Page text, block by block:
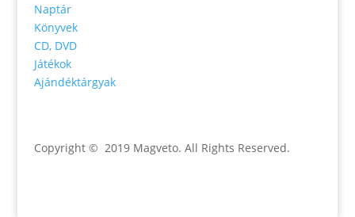
Naptár
Könyvek
CD, DVD
Játékok
Ajándéktárgyak
Copyright © 2019 Magveto. All Rights Reserved.